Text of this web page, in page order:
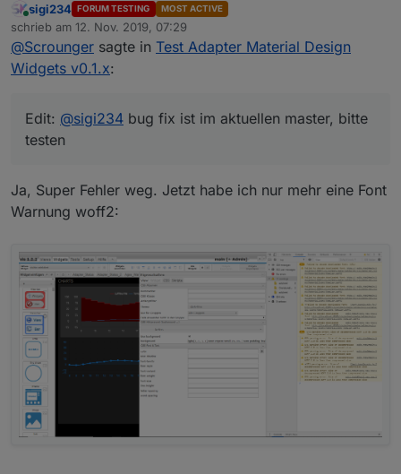
Edit:@sigi234bug fix ist im aktuellen master, bitte
testen
Online
sigi234 FORUM TESTING MOST ACTIVE
schrieb am 12. Nov. 2019, 07:29
zuletzt editiert von
@Scrounger sagte in Test Adapter Material Design
Widgets v0.1.x:
Edit: @sigi234 bug fix ist im aktuellen master, bitte
testen
Ja, Super Fehler weg. Jetzt habe ich nur mehr eine Font
Warnung woff2: